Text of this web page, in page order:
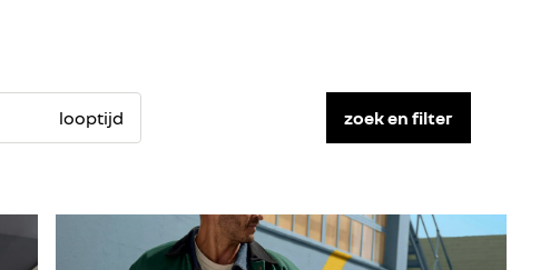
looptijd zoek en filter